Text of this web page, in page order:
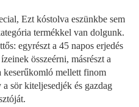
Ezt kóstolva eszünkbe sem
termékkel van dolgunk.
egyrészt a 45 napos erjedés
összeérni, másrészt a
mellett finom
sör kiteljesedjék és gazdag